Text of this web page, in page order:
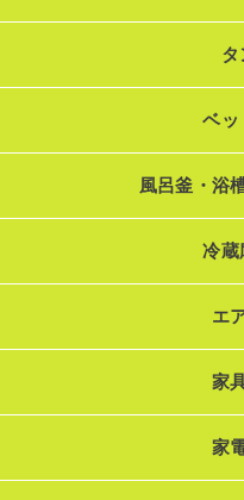
タ
ベッ
風呂釜・浴
冷蔵
エ
家
家